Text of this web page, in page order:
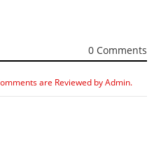
0 Comments
are Reviewed by Admin.